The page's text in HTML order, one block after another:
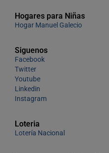
Hogares para Niñas
Hogar Manuel Galecio
Siguenos
Facebook
Twitter
Youtube
Linkedin
Instagram
Loteria
Lotería Nacional